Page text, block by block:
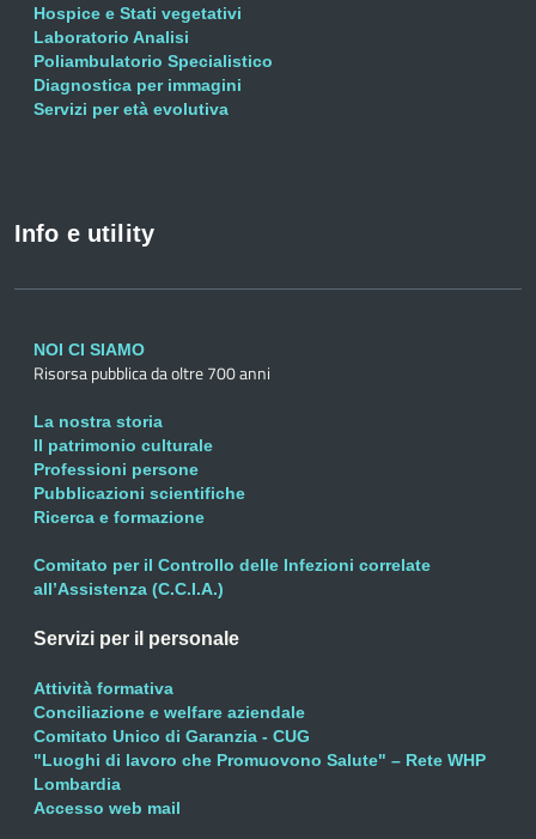
Hospice e Stati vegetativi
Laboratorio Analisi
Poliambulatorio Specialistico
Diagnostica per immagini
Servizi per età evolutiva
Info e utility
NOI CI SIAMO
Risorsa pubblica da oltre 700 anni
La nostra storia
Il patrimonio culturale
Professioni persone
Pubblicazioni scientifiche
Ricerca e formazione
Comitato per il Controllo delle Infezioni correlate
all’Assistenza (C.C.I.A.)
Servizi per il personale
Attività formativa
Conciliazione e welfare aziendale
Comitato Unico di Garanzia - CUG
"Luoghi di lavoro che Promuovono Salute" – Rete WHP
Lombardia
Accesso web mail